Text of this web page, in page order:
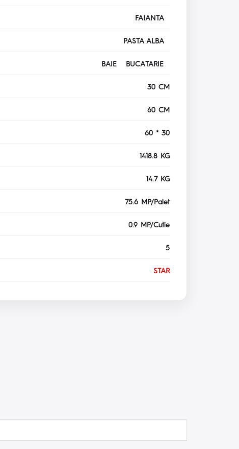
FAIANTA
PASTA ALBA
BAIE BUCATARIE
30 CM
60 CM
60 * 30
1418.8 KG
14.7 KG
75.6 MP/Palet
0.9 MP/Cutie
5
STAR